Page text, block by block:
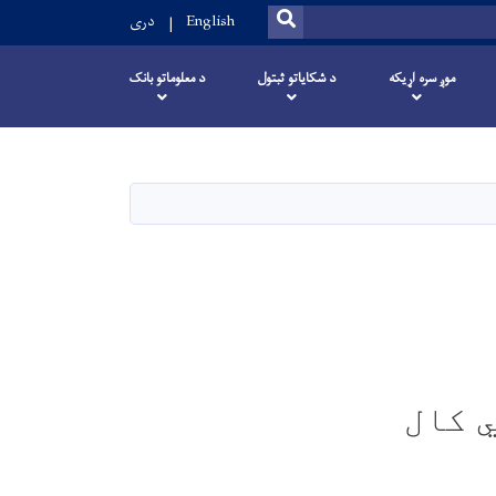
SEARCH
English دری
موږ سره اړیکه د شکایاتو ثبتول د معلوماتو بانک
ش مالي کال